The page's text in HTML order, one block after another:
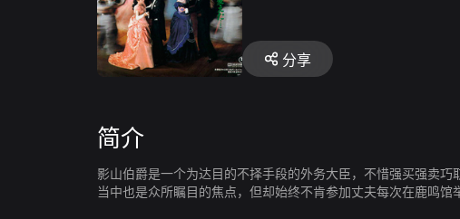
分享
简介
影山伯爵是一个为达目的不择手段的外务大臣，不惜强买强卖
当中也是众所瞩目的焦点，但却始终不肯参加丈夫每次在鹿鸣